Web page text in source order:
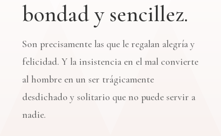
bondad y sencillez.
Son precisamente las que le regalan alegría y
felicidad. Y la insistencia en el mal convierte
al hombre en un ser trágicamente
desdichado y solitario que no puede servir a
nadie.